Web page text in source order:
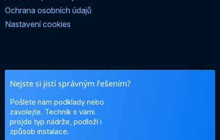
Ochrana osobních údajů
Nastavení cookies
Nejste si jistí správným řešením?
Pošlete nám podklady nebo
zavolejte. Technik s vámi
projde typ nádrže, podloží i
způsob instalace.